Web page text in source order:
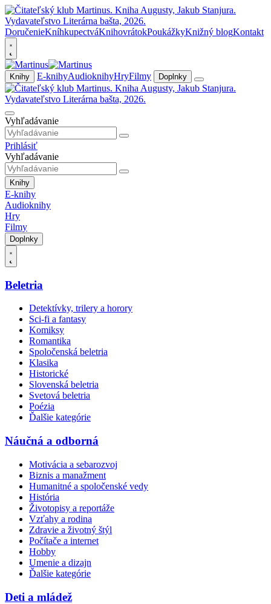
DoručenieKníhkupectváKnihovrátokPoukážkyKnižný blogKontakt
Knihy E-knihyAudioknihyHryFilmy Doplnky
Vyhľadávanie
Prihlásiť
Vyhľadávanie
Knihy
E-knihy
Audioknihy
Hry
Filmy
Doplnky
Beletria
Detektívky, trilery a horory
Sci-fi a fantasy
Komiksy
Romantika
Spoločenská beletria
Klasika
Historické
Slovenská beletria
Svetová beletria
Poézia
Ďalšie kategórie
Náučná a odborná
Motivácia a sebarozvoj
Biznis a manažment
Humanitné a spoločenské vedy
História
Životopisy a reportáže
Vzťahy a rodina
Zdravie a životný štýl
Počítače a internet
Hobby
Umenie a dizajn
Ďalšie kategórie
Deti a mládež